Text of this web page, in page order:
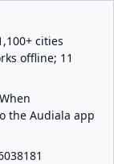
cities
offline; 11
the Audiala app